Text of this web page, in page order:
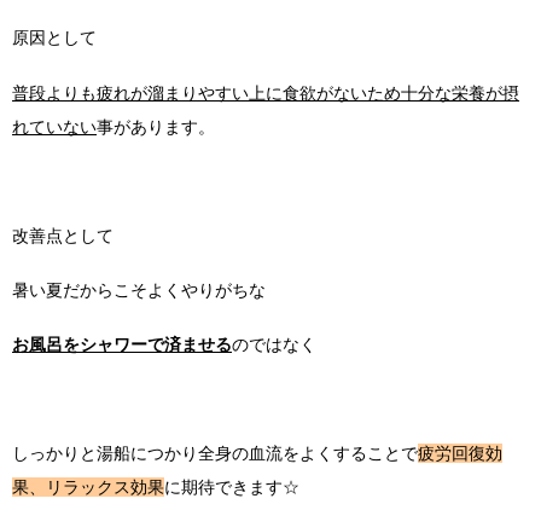
原因として
普段よりも疲れが溜まりやすい上に食欲がないため十分な栄養が摂
れていない事があります。
改善点として
暑い夏だからこそよくやりがちな
お風呂をシャワーで済ませるのではなく
しっかりと湯船につかり全身の血流をよくすることで疲労回復効
果、リラックス効果に期待できます☆